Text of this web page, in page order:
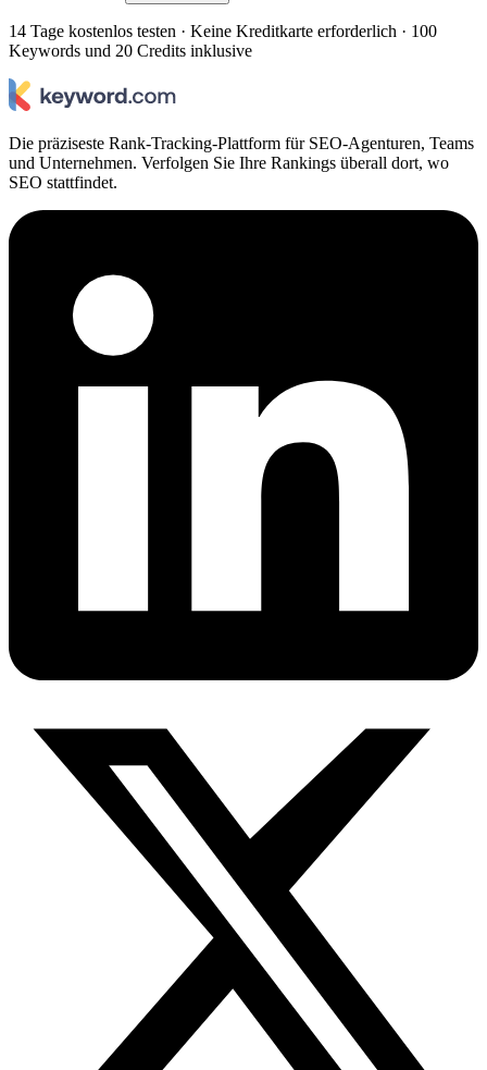
14 Tage kostenlos testen · Keine Kreditkarte erforderlich · 100
Keywords und 20 Credits inklusive
Die präziseste Rank-Tracking-Plattform für SEO-Agenturen, Teams
und Unternehmen. Verfolgen Sie Ihre Rankings überall dort, wo
SEO stattfindet.